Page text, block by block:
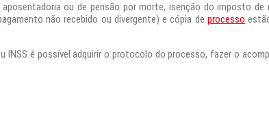
ou de pensão por morte, isenção do imposto
não recebido ou divergente) e cópia deprocesso
INSS é possível adquirir o protocolo do processo, fazer o